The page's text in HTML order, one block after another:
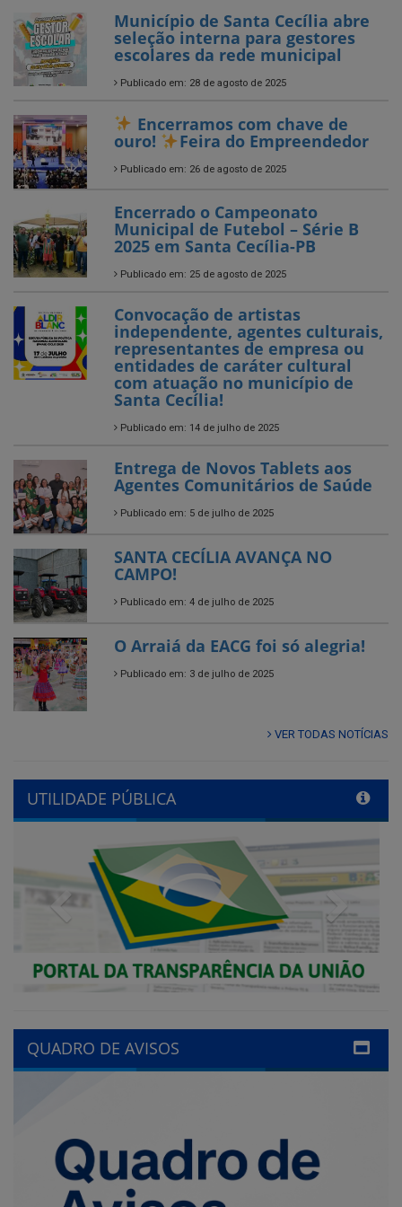
Encerramos com chave de
ouro!
Feira do Empreendedor
Publicado em: 26 de agosto de 2025
Encerrado o Campeonato
Municipal de Futebol – Série B
2025 em Santa Cecília-PB
Convocação de artistas
independente, agentes culturais,
representantes de empresa ou
entidades de caráter cultural
com atuação no município de
Santa Cecília!
Publicado em: 14 de julho de 2025
Entrega de Novos Tablets aos
Agentes Comunitários de Saúde
Publicado em: 5 de julho de 2025
SANTA CECÍLIA AVANÇA NO
CAMPO!
O Arraiá da EACG foi só alegria!
VER TODAS NOTÍCIAS
Previous Next
QUADRO DE AVISOS